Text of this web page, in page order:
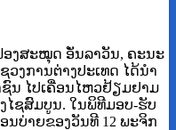
ອງສະໝຸດ ອັ່ນລາວັນ, ຄະນະ
ງການຕ່າງປະເທດ ໄດ້ນໍາ
ນ ໄປເຄື່ອນໄຫວຢ້ຽມຢາມ
ໄຊສົມບູນ. ໃນພິທີມອບ-ຮັບ
ນບ່າຍຂອງວັນທີ 12 ພະຈິກ